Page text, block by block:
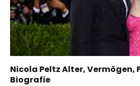
Nicola Peltz Alter, Vermögen,
Biografie